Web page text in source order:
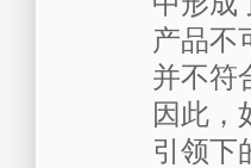
产品不
并不符
因此，
引领下